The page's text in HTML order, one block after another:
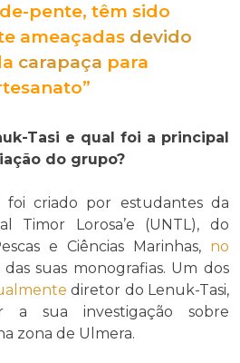
pente, têm sido
ameaçadas devido
carapaça para
Tasi e qual foi a principal
do grupo?
foi criado por estudantes da
Timor Lorosa’e (UNTL), do
e Ciências Marinhas, no
das suas monografias. Um dos
diretor do Lenuk-Tasi,
a sua investigação sobre
zona de Ulmera.